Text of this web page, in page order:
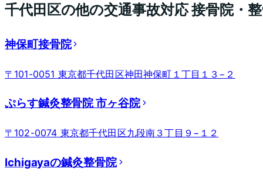
千代田区の他の交通事故対応 接骨院・
神保町接骨院
〒101-0051 東京都千代田区神田神保町１丁目１３−２
ぷらす鍼灸整骨院 市ヶ谷院
〒102-0074 東京都千代田区九段南３丁目９−１２
Ichigayaの鍼灸整骨院